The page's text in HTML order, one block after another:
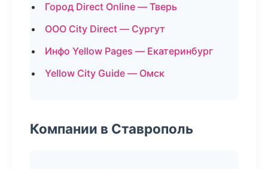
Город Direct Online — Тверь
ООО City Direct — Сургут
Инфо Yellow Pages — Екатеринбург
Yellow City Guide — Омск
Компании в Ставрополь